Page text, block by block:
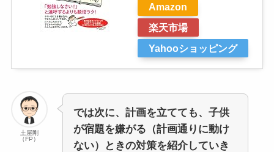
Amazon
楽天市場
Yahooショッピング
土屋剛
（FP）
では次に、計画を立てても、子供
が宿題を嫌がる（計画通りに動け
ない）ときの対策を紹介していき